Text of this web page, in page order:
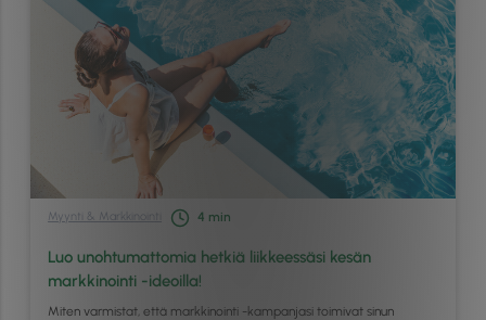
Myynti & Markkinointi 4 min
Luo unohtumattomia hetkiä liikkeessäsi kesän
markkinointi -ideoilla!
Miten varmistat, että markkinointi -kampanjasi toimivat sinun